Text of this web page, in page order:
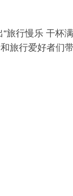
旅行慢乐 干杯满
旅行爱好者们